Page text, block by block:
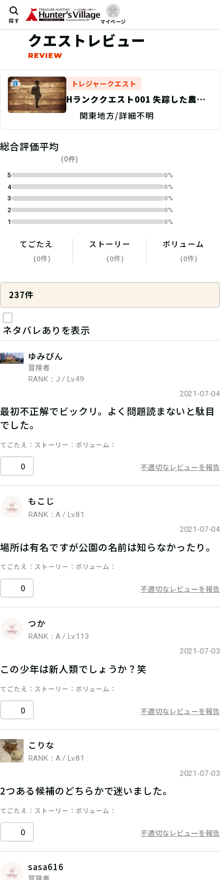
探す マイページ
クエストレビュー
トレジャークエスト
Hランククエスト001 失踪した農家
の息子を探せ！
関東地方/詳細不明
総合評価平均
(0件)
5
0%
4
0%
3
0%
2
0%
1
0%
てごたえ
(0件)
ストーリー
(0件)
ボリューム
(0件)
237件
ネタバレありを表示
ゆみぴん
冒険者
RANK：J / Lv.49
2021-07-04
最初不正解でビックリ。よく問題読まないと駄目
でした。
てごたえ ストーリー ボリューム
0 不適切なレビューを報告
もこじ
RANK：A / Lv.81
2021-07-04
場所は有名ですが公園の名前は知らなかったり。
てごたえ ストーリー ボリューム
0 不適切なレビューを報告
つか
RANK：A / Lv.113
2021-07-03
この少年は新人類でしょうか？笑
てごたえ ストーリー ボリューム
0 不適切なレビューを報告
こりな
RANK：A / Lv.81
2021-07-03
2つある候補のどちらかで迷いました。
てごたえ ストーリー ボリューム
0 不適切なレビューを報告
sasa616